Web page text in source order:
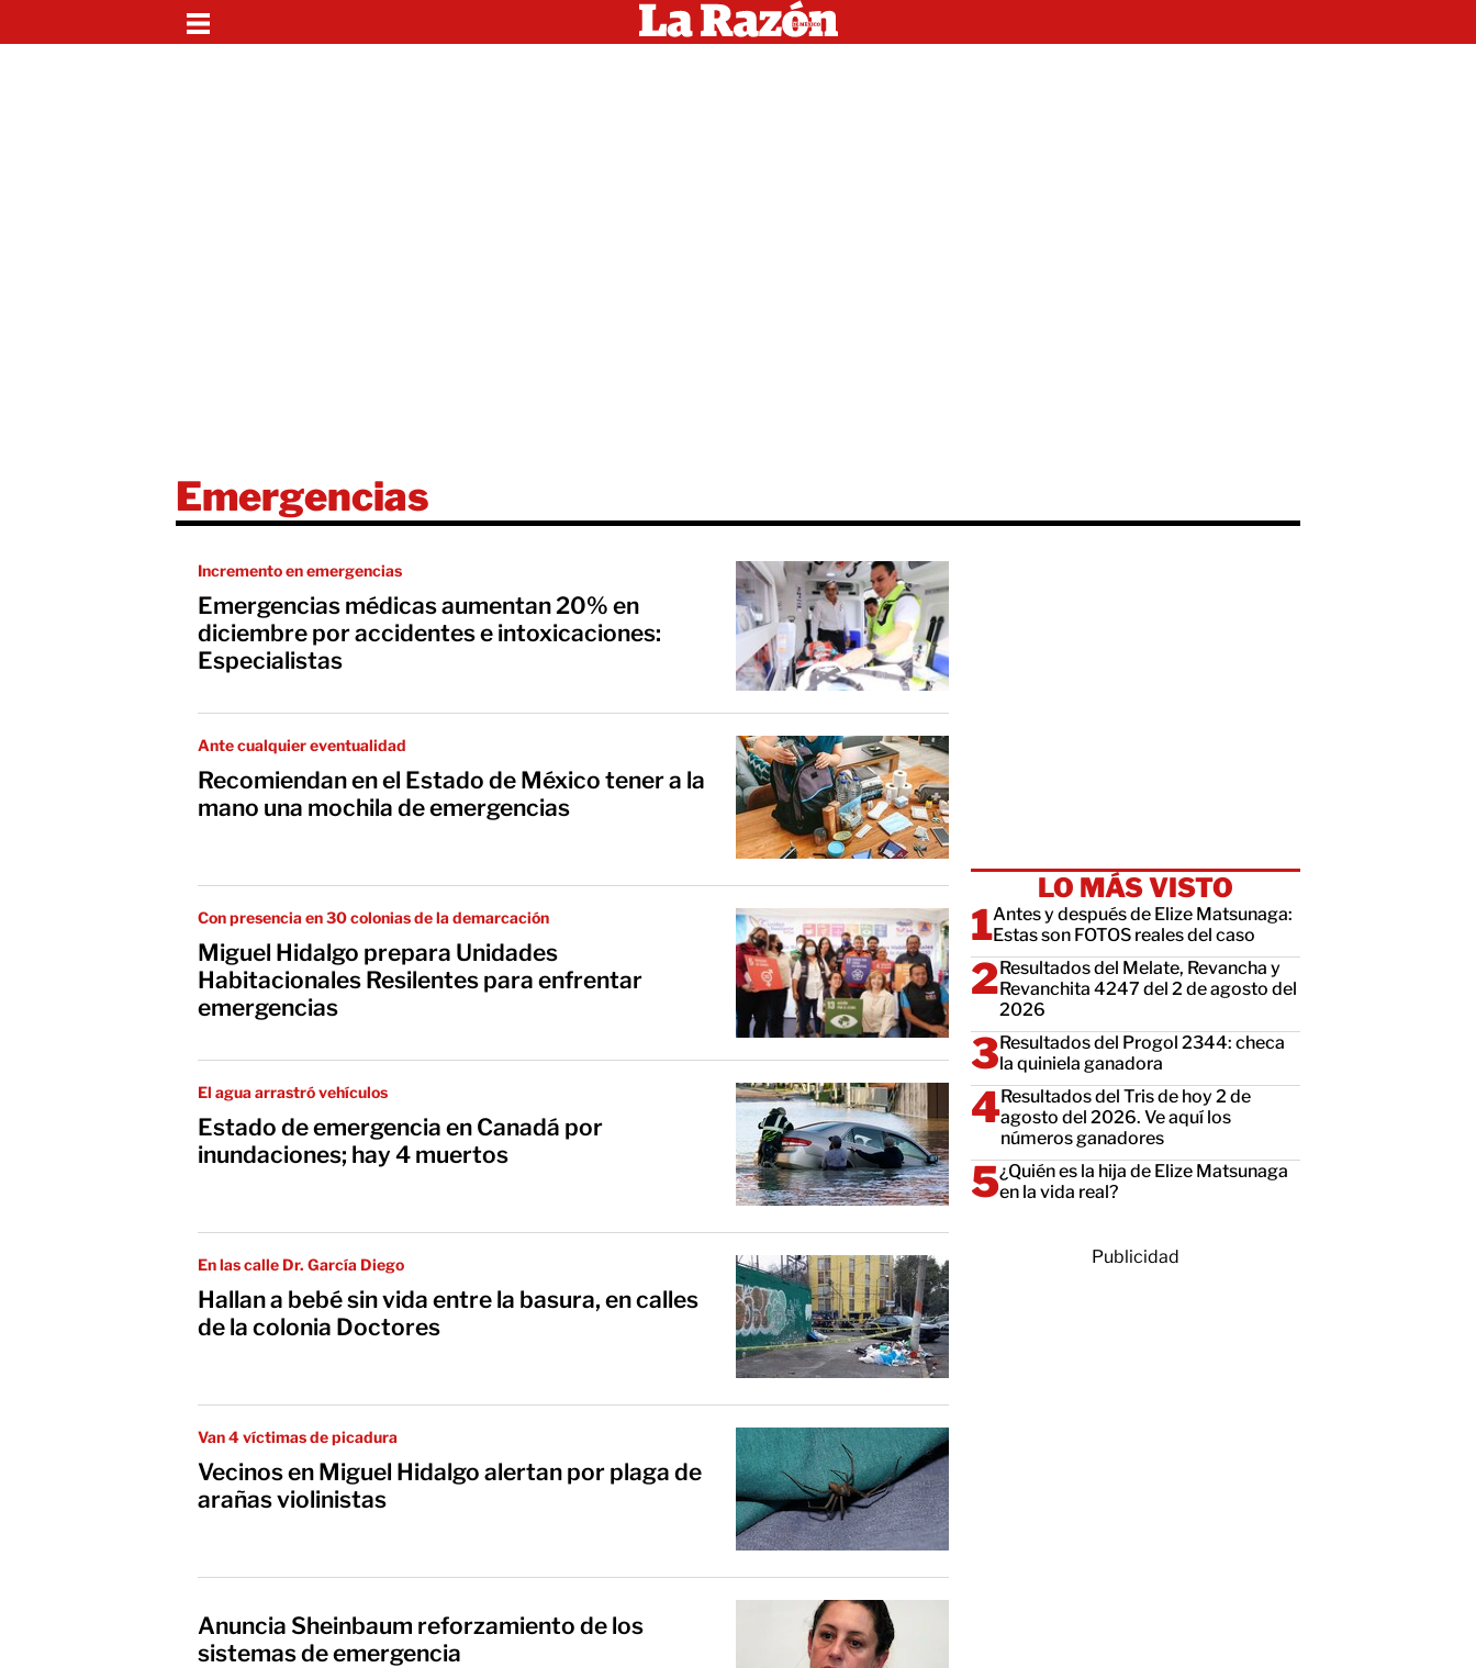
Emergencias
Incremento en emergencias
Emergencias médicas aumentan 20% en
diciembre por accidentes e intoxicaciones:
Especialistas
Ante cualquier eventualidad
Recomiendan en el Estado de México tener a la
mano una mochila de emergencias
Con presencia en 30 colonias de la demarcación
Miguel Hidalgo prepara Unidades
Habitacionales Resilentes para enfrentar
emergencias
El agua arrastró vehículos
Estado de emergencia en Canadá por
inundaciones; hay 4 muertos
En las calle Dr. García Diego
Hallan a bebé sin vida entre la basura, en calles
de la colonia Doctores
Van 4 víctimas de picadura
Vecinos en Miguel Hidalgo alertan por plaga de
arañas violinistas
Anuncia Sheinbaum reforzamiento de los
sistemas de emergencia
LO MÁS VISTO
Antes y después de Elize Matsunaga:
Estas son FOTOS reales del caso
Resultados del Melate, Revancha y
Revanchita 4247 del 2 de agosto del
2026
Resultados del Progol 2344: checa
la quiniela ganadora
Resultados del Tris de hoy 2 de
agosto del 2026. Ve aquí los
números ganadores
¿Quién es la hija de Elize Matsunaga
en la vida real?
Publicidad